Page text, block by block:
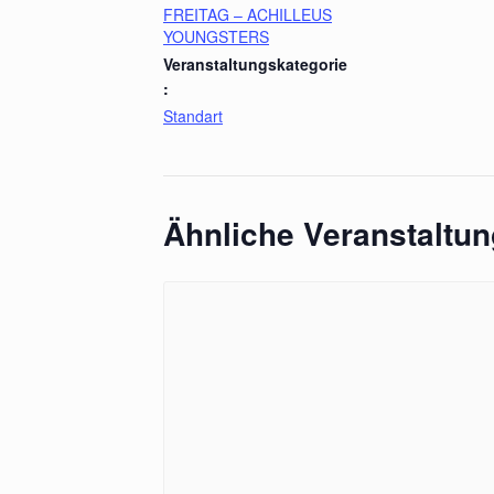
FREITAG – ACHILLEUS
YOUNGSTERS
Veranstaltungskategorie
:
Standart
Ähnliche